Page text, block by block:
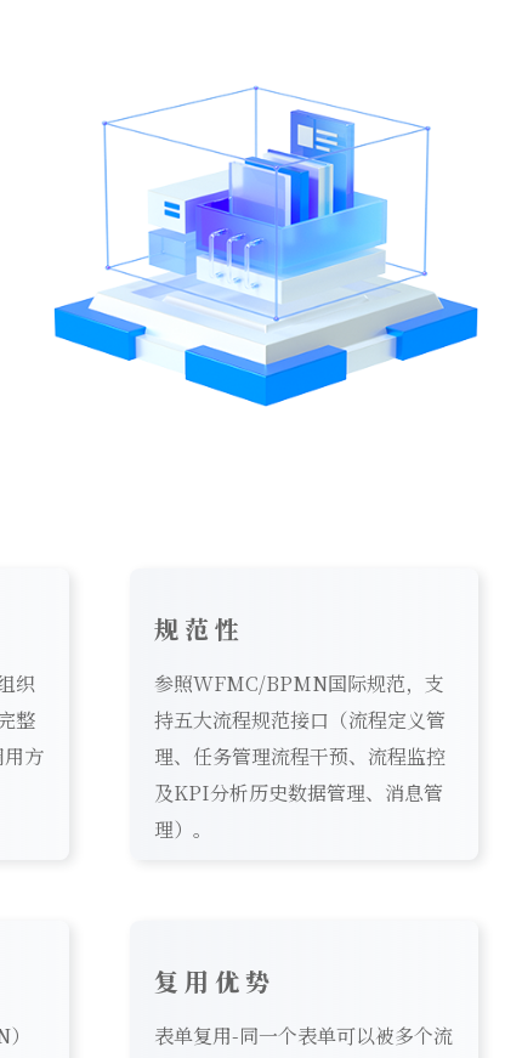
织
整
方
规范性
参照WFMC/BPMN国际规范，支
持五大流程规范接口（流程定义管
理、任务管理流程干预、流程监控
及KPI分析历史数据管理、消息管
理）。
复用优势
表单复用-同一个表单可以被多个流